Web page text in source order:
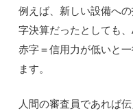
例えば、新しい設備へ
字決算だったとしても
赤字＝信用力が低いと
ます。
人間の審査員であれば